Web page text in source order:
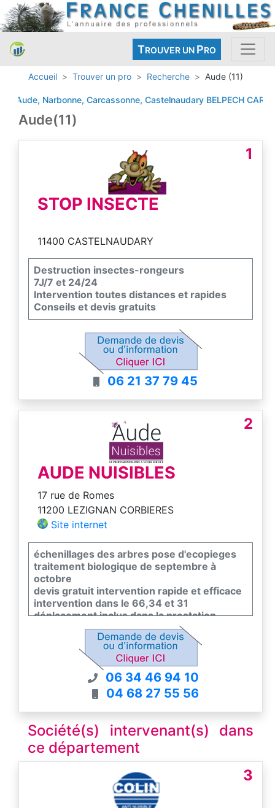
TROUVER UN PRO
Accueil Trouver un pro Recherche Aude (11)
Narbonne, Carcassonne, CastelnaudaryBELPECH
Aude(11)
1
STOP INSECTE
11400 CASTELNAUDARY
Destruction insectes-rongeurs
7J/7 et 24/24
Intervention toutes distances et rapides
Conseils et devis gratuits
06 21 37 79 45
2
AUDE NUISIBLES
17 rue de Romes
11200 LEZIGNAN CORBIERES
Site internet
échenillages des arbres pose d'ecopieges
traitement biologique de septembre à
octobre
devis gratuit intervention rapide et efficace
intervention dans le 66,34 et 31
déplacement inclus dans la prestation
06 34 46 94 10
04 68 27 55 56
Société(s) intervenant(s) dans
ce département
3